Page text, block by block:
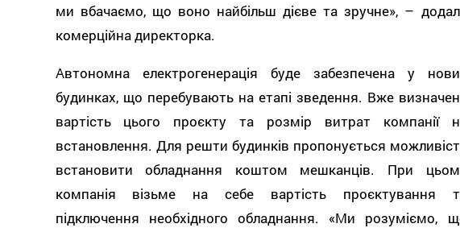
ми вбачаємо, що воно найбільш дієве та зручне», –
комерційна директорка.
Автономна електрогенерація буде забезпечена у
будинках, що перебувають на етапі зведення. Вже
вартість цього проєкту та розмір витрат компанії
встановлення. Для решти будинків пропонується
встановити обладнання коштом мешканців. При
компанія візьме на себе вартість проєктування
підключення необхідного обладнання. «Ми розуміємо,